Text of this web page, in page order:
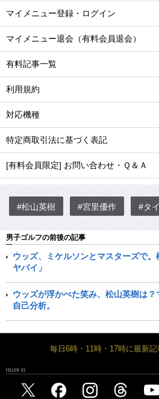
マイメニュー登録・ログイン
マイメニュー退会（有料会員退会）
有料記事一覧
利用規約
対応機種
特定商取引法に基づく表記
[有料会員限定] お問い合わせ・Ｑ＆Ａ
#松山英樹 #宮里優作 #タ
男子ゴルフの前後の記事
ウッズ、ミケルソンとマスターズで。
ヤバイ」
ウッズが浮かべた笑み、松山英樹は
自己分析。
毎日6時・11時・17時に最新
FOLLOW US